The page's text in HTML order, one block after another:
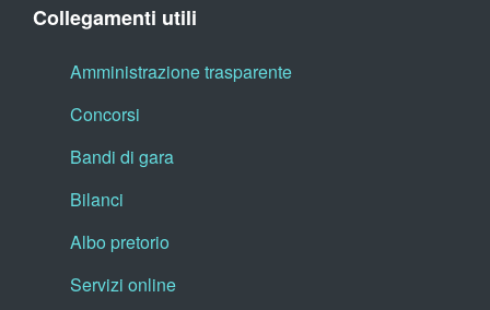
Collegamenti utili
Amministrazione trasparente
Concorsi
Bandi di gara
Bilanci
Albo pretorio
Servizi online